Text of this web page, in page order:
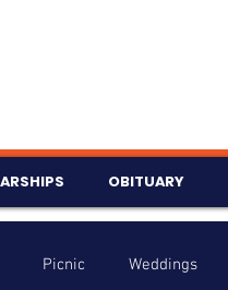
OBITUARY
Picnic Weddings